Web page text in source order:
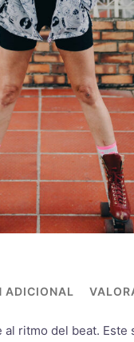
ADICIONAL
al ritmo del beat.